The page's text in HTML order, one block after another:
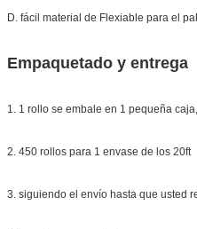
D. fácil material de Flexiable para el
Empaquetado y entrega
1. 1 rollo se embale en 1 pequeña
2. 450 rollos para 1 envase de los 20ft
3. siguiendo el envío hasta que usted